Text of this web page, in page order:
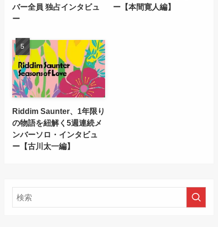
バー全員 独占インタビュ
ー
ー【本間寛人編】
Riddim Saunter、1年限り
の物語を紐解く5週連続メ
ンバーソロ・インタビュ
ー【古川太一編】